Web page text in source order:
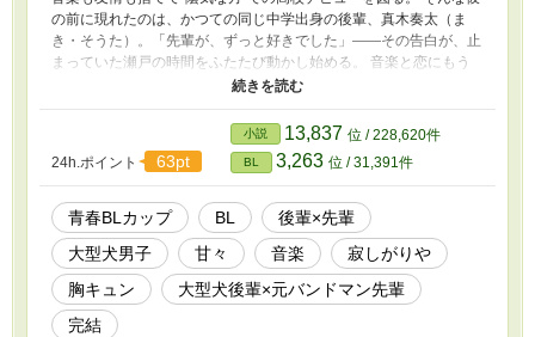
の前に現れたのは、かつての同じ中学出身の後輩、真木奏太（ま
き・そうた）。「先輩が、ずっと好きでした」——その告白が、止
まっていた瀬戸の時間をふたたび動かし始める。 音楽と恋にもう
一度向き合う、まっすぐで不器用な青春BL！ ㊗️完結しました！ 青
春BLカップBET(投票)期間終了の9/1までは、毎日番外編を投稿し
ます✨ 本編では描けなかった、真木と瀬戸のラブラブ話をお楽しみ
24h.ポイント
63pt
小説 13,837 位 / 228,620件
BL 3,263 位 / 31,391件
青春BLカップ​ BL
後輩×先輩
大型犬男子
甘々 音楽
寂しがりや
胸キュン
大型犬後輩×元バンドマン先輩
完結